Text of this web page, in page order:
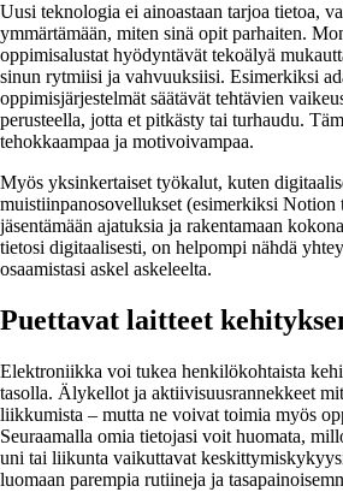
Uusi teknologia ei ainoastaan tarjoa tietoa,
ymmärtämään, miten sinä opit parhaiten.
oppimisalustat hyödyntävät tekoälyä
sinun rytmiisi ja vahvuuksiisi. Esimerkiksi
oppimisjärjestelmät säätävät tehtävien
perusteella, jotta et pitkästy tai turhaudu.
tehokkaampaa ja motivoivampaa.
Myös yksinkertaiset työkalut, kuten
muistiinpanosovellukset (esimerkiksi Notion
jäsentämään ajatuksia ja rakentamaan
tietosi digitaalisesti, on helpompi nähdä
osaamistasi askel askeleelta.
Puettavat laitteet
Elektroniikka voi tukea henkilökohtaista
tasolla. Älykellot ja aktiivisuusrannekkeet
liikkumista – mutta ne voivat toimia myös
Seuraamalla omia tietojasi voit huomata,
uni tai liikunta vaikuttavat
luomaan parempia rutiineja ja